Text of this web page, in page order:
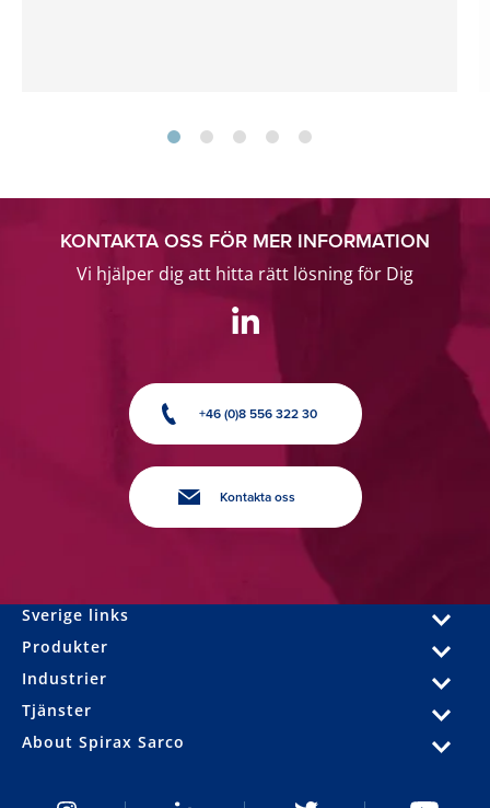
KONTAKTA OSS FÖR MER INFORMATION
Vi hjälper dig att hitta rätt lösning för Dig
+46 (0)8 556 322 30
Kontakta oss
Sverige links
Produkter
Industrier
Tjänster
About Spirax Sarco